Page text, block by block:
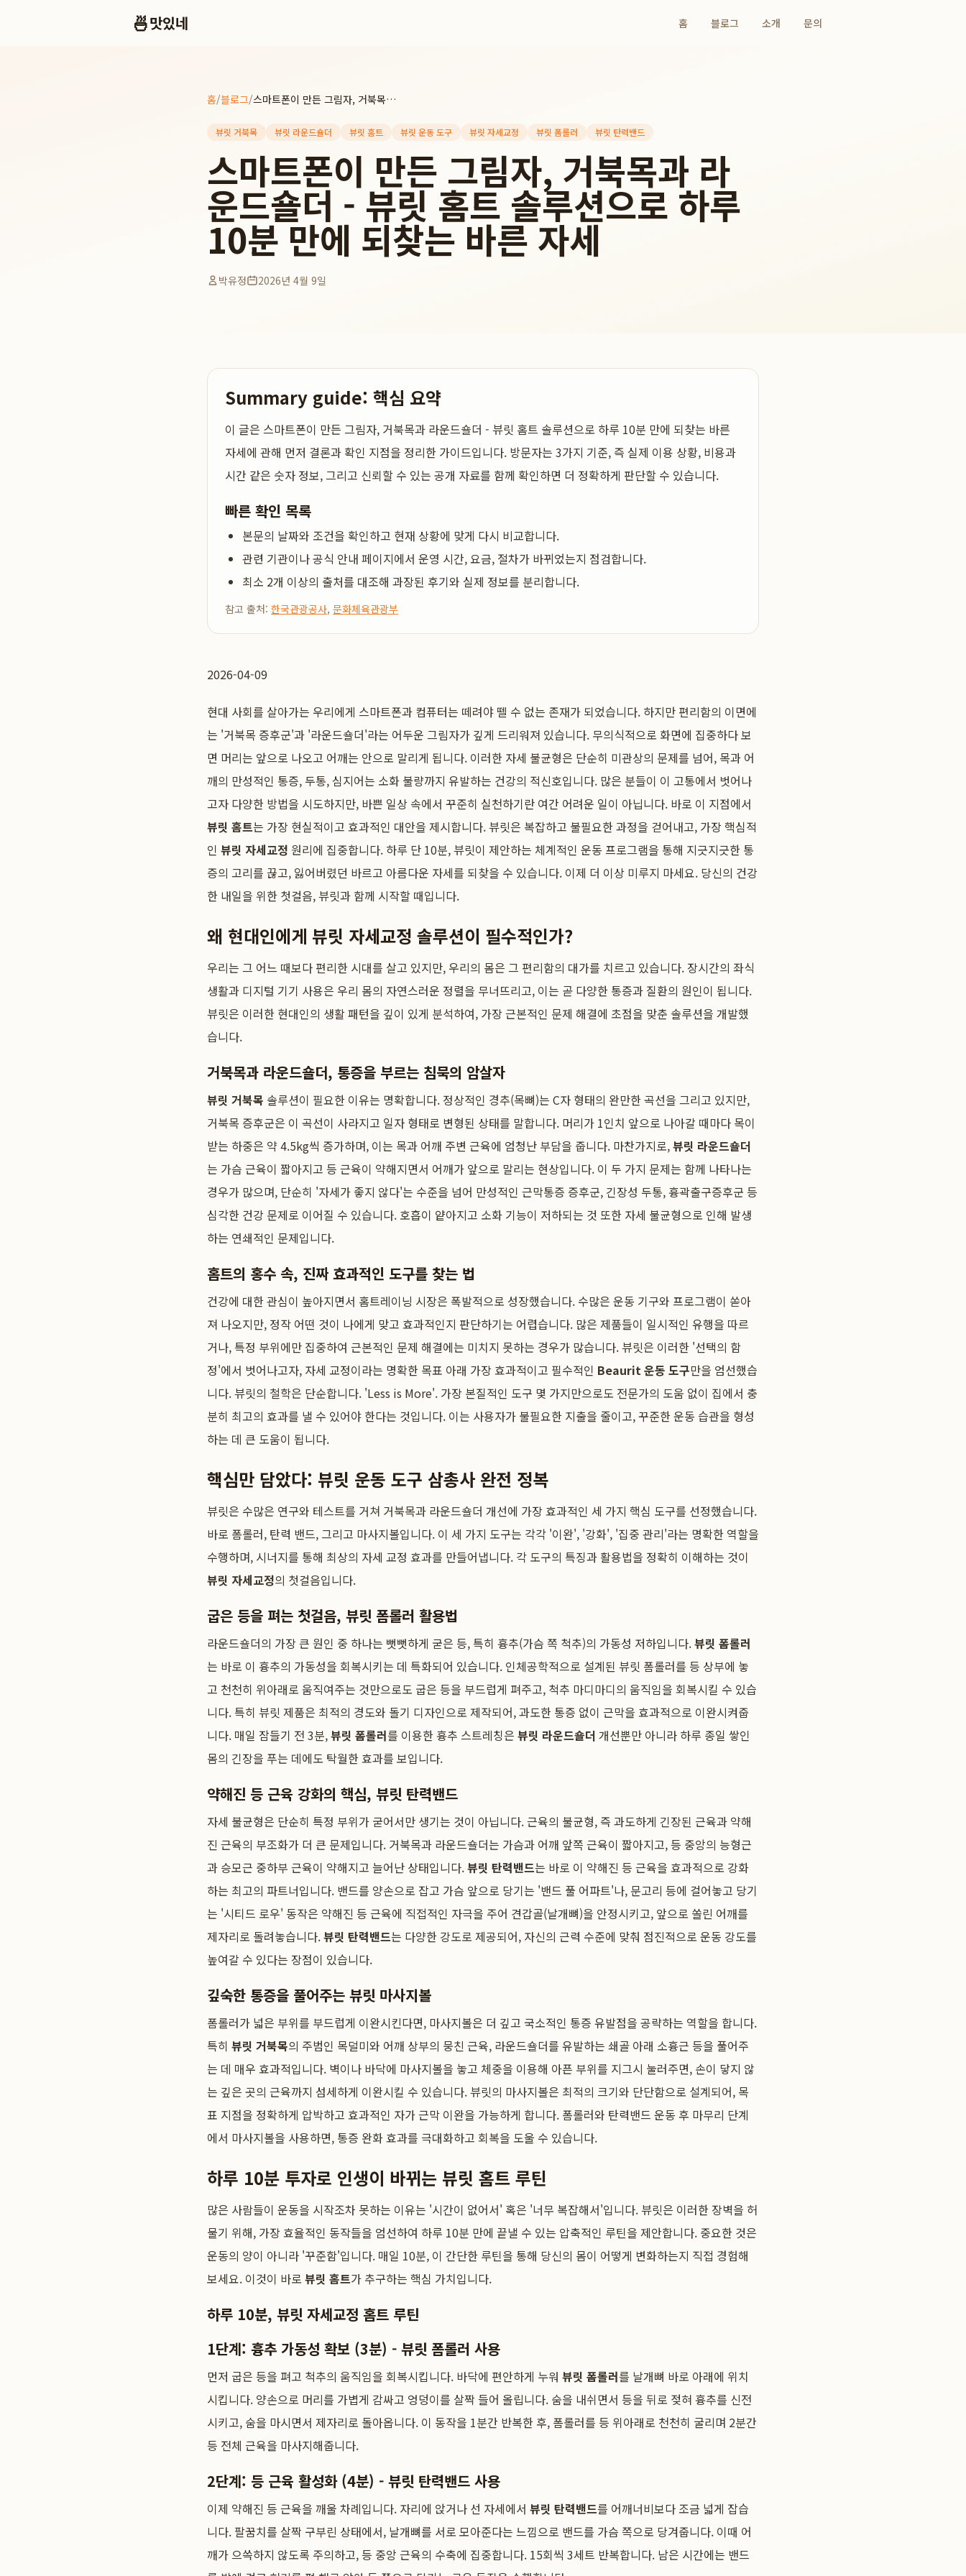
🍜맛있네 홈 블로그 소개 문의
홈/블로그/ 스마트폰이 만든 그림자, 거북목과 라운드숄더 - 뷰릿 홈트 솔루션으로 하루 10분 만에 되찾는 바른 자세
뷰릿 거북목 뷰릿 라운드숄더 뷰릿 홈트 뷰릿 운동 도구 뷰릿 자세교정 뷰릿 폼롤러 뷰릿 탄력밴드
스마트폰이 만든 그림자, 거북목과 라
운드숄더 - 뷰릿 홈트 솔루션으로 하루
10분 만에 되찾는 바른 자세
박유정 2026년 4월 9일
Summary guide: 핵심 요약
이 글은 스마트폰이 만든 그림자, 거북목과 라운드숄더 - 뷰릿 홈트 솔루션으로 하루 10분 만에 되찾는 바른
자세에 관해 먼저 결론과 확인 지점을 정리한 가이드입니다. 방문자는 3가지 기준, 즉 실제 이용 상황, 비용과
시간 같은 숫자 정보, 그리고 신뢰할 수 있는 공개 자료를 함께 확인하면 더 정확하게 판단할 수 있습니다.
빠른 확인 목록
본문의 날짜와 조건을 확인하고 현재 상황에 맞게 다시 비교합니다.
관련 기관이나 공식 안내 페이지에서 운영 시간, 요금, 절차가 바뀌었는지 점검합니다.
최소 2개 이상의 출처를 대조해 과장된 후기와 실제 정보를 분리합니다.
참고 출처: 한국관광공사, 문화체육관광부
2026-04-09
현대 사회를 살아가는 우리에게 스마트폰과 컴퓨터는 떼려야 뗄 수 없는 존재가 되었습니다. 하지만 편리함의 이면에
는 '거북목 증후군'과 '라운드숄더'라는 어두운 그림자가 깊게 드리워져 있습니다. 무의식적으로 화면에 집중하다 보
면 머리는 앞으로 나오고 어깨는 안으로 말리게 됩니다. 이러한 자세 불균형은 단순히 미관상의 문제를 넘어, 목과 어
깨의 만성적인 통증, 두통, 심지어는 소화 불량까지 유발하는 건강의 적신호입니다. 많은 분들이 이 고통에서 벗어나
고자 다양한 방법을 시도하지만, 바쁜 일상 속에서 꾸준히 실천하기란 여간 어려운 일이 아닙니다. 바로 이 지점에서
뷰릿 홈트는 가장 현실적이고 효과적인 대안을 제시합니다. 뷰릿은 복잡하고 불필요한 과정을 걷어내고, 가장 핵심적
인 뷰릿 자세교정 원리에 집중합니다. 하루 단 10분, 뷰릿이 제안하는 체계적인 운동 프로그램을 통해 지긋지긋한 통
증의 고리를 끊고, 잃어버렸던 바르고 아름다운 자세를 되찾을 수 있습니다. 이제 더 이상 미루지 마세요. 당신의 건강
한 내일을 위한 첫걸음, 뷰릿과 함께 시작할 때입니다.
왜 현대인에게 뷰릿 자세교정 솔루션이 필수적인가?
우리는 그 어느 때보다 편리한 시대를 살고 있지만, 우리의 몸은 그 편리함의 대가를 치르고 있습니다. 장시간의 좌식
생활과 디지털 기기 사용은 우리 몸의 자연스러운 정렬을 무너뜨리고, 이는 곧 다양한 통증과 질환의 원인이 됩니다.
뷰릿은 이러한 현대인의 생활 패턴을 깊이 있게 분석하여, 가장 근본적인 문제 해결에 초점을 맞춘 솔루션을 개발했
습니다.
거북목과 라운드숄더, 통증을 부르는 침묵의 암살자
뷰릿 거북목 솔루션이 필요한 이유는 명확합니다. 정상적인 경추(목뼈)는 C자 형태의 완만한 곡선을 그리고 있지만,
거북목 증후군은 이 곡선이 사라지고 일자 형태로 변형된 상태를 말합니다. 머리가 1인치 앞으로 나아갈 때마다 목이
받는 하중은 약 4.5kg씩 증가하며, 이는 목과 어깨 주변 근육에 엄청난 부담을 줍니다. 마찬가지로,뷰릿 라운드숄더
는 가슴 근육이 짧아지고 등 근육이 약해지면서 어깨가 앞으로 말리는 현상입니다. 이 두 가지 문제는 함께 나타나는
경우가 많으며, 단순히 '자세가 좋지 않다'는 수준을 넘어 만성적인 근막통증 증후군, 긴장성 두통, 흉곽출구증후군 등
심각한 건강 문제로 이어질 수 있습니다. 호흡이 얕아지고 소화 기능이 저하되는 것 또한 자세 불균형으로 인해 발생
하는 연쇄적인 문제입니다.
홈트의 홍수 속, 진짜 효과적인 도구를 찾는 법
건강에 대한 관심이 높아지면서 홈트레이닝 시장은 폭발적으로 성장했습니다. 수많은 운동 기구와 프로그램이 쏟아
져 나오지만, 정작 어떤 것이 나에게 맞고 효과적인지 판단하기는 어렵습니다. 많은 제품들이 일시적인 유행을 따르
거나, 특정 부위에만 집중하여 근본적인 문제 해결에는 미치지 못하는 경우가 많습니다. 뷰릿은 이러한 '선택의 함
정'에서 벗어나고자, 자세 교정이라는 명확한 목표 아래 가장 효과적이고 필수적인 Beaurit 운동 도구만을 엄선했습
니다. 뷰릿의 철학은 단순합니다. 'Less is More'. 가장 본질적인 도구 몇 가지만으로도 전문가의 도움 없이 집에서 충
분히 최고의 효과를 낼 수 있어야 한다는 것입니다. 이는 사용자가 불필요한 지출을 줄이고, 꾸준한 운동 습관을 형성
하는 데 큰 도움이 됩니다.
핵심만 담았다: 뷰릿 운동 도구 삼총사 완전 정복
뷰릿은 수많은 연구와 테스트를 거쳐 거북목과 라운드숄더 개선에 가장 효과적인 세 가지 핵심 도구를 선정했습니다.
바로 폼롤러, 탄력 밴드, 그리고 마사지볼입니다. 이 세 가지 도구는 각각 '이완', '강화', '집중 관리'라는 명확한 역할을
수행하며, 시너지를 통해 최상의 자세 교정 효과를 만들어냅니다. 각 도구의 특징과 활용법을 정확히 이해하는 것이
뷰릿 자세교정의 첫걸음입니다.
굽은 등을 펴는 첫걸음, 뷰릿 폼롤러 활용법
라운드숄더의 가장 큰 원인 중 하나는 뻣뻣하게 굳은 등, 특히 흉추(가슴 쪽 척추)의 가동성 저하입니다.뷰릿 폼롤러
는 바로 이 흉추의 가동성을 회복시키는 데 특화되어 있습니다. 인체공학적으로 설계된 뷰릿 폼롤러를 등 상부에 놓
고 천천히 위아래로 움직여주는 것만으로도 굽은 등을 부드럽게 펴주고, 척추 마디마디의 움직임을 회복시킬 수 있습
니다. 특히 뷰릿 제품은 최적의 경도와 돌기 디자인으로 제작되어, 과도한 통증 없이 근막을 효과적으로 이완시켜줍
니다. 매일 잠들기 전 3분,뷰릿 폼롤러를 이용한 흉추 스트레칭은 뷰릿 라운드숄더 개선뿐만 아니라 하루 종일 쌓인
몸의 긴장을 푸는 데에도 탁월한 효과를 보입니다.
약해진 등 근육 강화의 핵심, 뷰릿 탄력밴드
자세 불균형은 단순히 특정 부위가 굳어서만 생기는 것이 아닙니다. 근육의 불균형, 즉 과도하게 긴장된 근육과 약해
진 근육의 부조화가 더 큰 문제입니다. 거북목과 라운드숄더는 가슴과 어깨 앞쪽 근육이 짧아지고, 등 중앙의 능형근
과 승모근 중하부 근육이 약해지고 늘어난 상태입니다.뷰릿 탄력밴드는 바로 이 약해진 등 근육을 효과적으로 강화
하는 최고의 파트너입니다. 밴드를 양손으로 잡고 가슴 앞으로 당기는 '밴드 풀 어파트'나, 문고리 등에 걸어놓고 당기
는 '시티드 로우' 동작은 약해진 등 근육에 직접적인 자극을 주어 견갑골(날개뼈)을 안정시키고, 앞으로 쏠린 어깨를
제자리로 돌려놓습니다.뷰릿 탄력밴드는 다양한 강도로 제공되어, 자신의 근력 수준에 맞춰 점진적으로 운동 강도를
높여갈 수 있다는 장점이 있습니다.
깊숙한 통증을 풀어주는 뷰릿 마사지볼
폼롤러가 넓은 부위를 부드럽게 이완시킨다면, 마사지볼은 더 깊고 국소적인 통증 유발점을 공략하는 역할을 합니다.
특히 뷰릿 거북목의 주범인 목덜미와 어깨 상부의 뭉친 근육, 라운드숄더를 유발하는 쇄골 아래 소흉근 등을 풀어주
는 데 매우 효과적입니다. 벽이나 바닥에 마사지볼을 놓고 체중을 이용해 아픈 부위를 지그시 눌러주면, 손이 닿지 않
는 깊은 곳의 근육까지 섬세하게 이완시킬 수 있습니다. 뷰릿의 마사지볼은 최적의 크기와 단단함으로 설계되어, 목
표 지점을 정확하게 압박하고 효과적인 자가 근막 이완을 가능하게 합니다. 폼롤러와 탄력밴드 운동 후 마무리 단계
에서 마사지볼을 사용하면, 통증 완화 효과를 극대화하고 회복을 도울 수 있습니다.
하루 10분 투자로 인생이 바뀌는 뷰릿 홈트 루틴
많은 사람들이 운동을 시작조차 못하는 이유는 '시간이 없어서' 혹은 '너무 복잡해서'입니다. 뷰릿은 이러한 장벽을 허
물기 위해, 가장 효율적인 동작들을 엄선하여 하루 10분 만에 끝낼 수 있는 압축적인 루틴을 제안합니다. 중요한 것은
운동의 양이 아니라 '꾸준함'입니다. 매일 10분, 이 간단한 루틴을 통해 당신의 몸이 어떻게 변화하는지 직접 경험해
보세요. 이것이 바로 뷰릿 홈트가 추구하는 핵심 가치입니다.
하루 10분, 뷰릿 자세교정 홈트 루틴
1단계: 흉추 가동성 확보 (3분) - 뷰릿 폼롤러 사용
먼저 굽은 등을 펴고 척추의 움직임을 회복시킵니다. 바닥에 편안하게 누워 뷰릿 폼롤러를 날개뼈 바로 아래에 위치
시킵니다. 양손으로 머리를 가볍게 감싸고 엉덩이를 살짝 들어 올립니다. 숨을 내쉬면서 등을 뒤로 젖혀 흉추를 신전
시키고, 숨을 마시면서 제자리로 돌아옵니다. 이 동작을 1분간 반복한 후, 폼롤러를 등 위아래로 천천히 굴리며 2분간
등 전체 근육을 마사지해줍니다.
2단계: 등 근육 활성화 (4분) - 뷰릿 탄력밴드 사용
이제 약해진 등 근육을 깨울 차례입니다. 자리에 앉거나 선 자세에서 뷰릿 탄력밴드를 어깨너비보다 조금 넓게 잡습
니다. 팔꿈치를 살짝 구부린 상태에서, 날개뼈를 서로 모아준다는 느낌으로 밴드를 가슴 쪽으로 당겨줍니다. 이때 어
깨가 으쓱하지 않도록 주의하고, 등 중앙 근육의 수축에 집중합니다. 15회씩 3세트 반복합니다. 남은 시간에는 밴드